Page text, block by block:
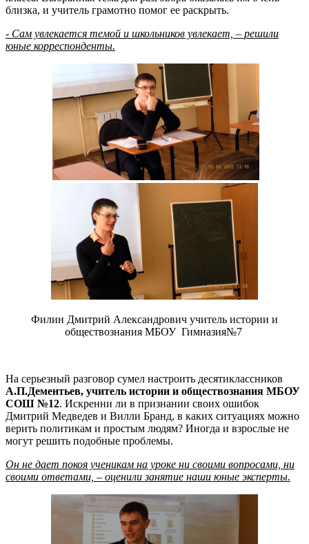
близка, и учитель грамотно помог ее раскрыть.
- Сам увлекается темой и школьников увлекает, – решили
юные корреспонденты.
Филин Дмитрий Александрович учитель истории и
обществознания МБОУ Гимназия№7
На серьезный разговор сумел настроить десятиклассников
А.П.Дементьев, учитель истории и обществознания МБОУ
СОШ №12. Искренни ли в признании своих ошибок
Дмитрий Медведев и Вилли Бранд, в каких ситуациях можно
верить политикам и простым людям? Иногда и взрослые не
могут решить подобные проблемы.
Он не дает покоя ученикам на уроке ни своими вопросами, ни
своими ответами, – оценили занятие наши юные эксперты.